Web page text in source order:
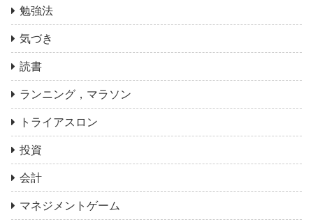
勉強法
気づき
読書
ランニング，マラソン
トライアスロン
投資
会計
マネジメントゲーム